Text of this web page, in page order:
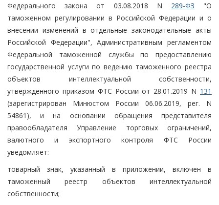
Федерального закона от 03.08.2018 N 289-ФЗ "О
таможенном регулировании в Российской Федерации и о
внесении изменений в отдельные законодательные акты
Российской Федерации", Административным регламентом
Федеральной таможенной службы по предоставлению
государственной услуги по ведению таможенного реестра
объектов интеллектуальной собственности,
утвержденного приказом ФТС России от 28.01.2019 N 131
(зарегистрирован Минюстом России 06.06.2019, рег. N
54861), и на основании обращения представителя
правообладателя Управление торговых ограничений,
валютного и экспортного контроля ФТС России
уведомляет:
товарный знак, указанный в приложении, включен в
таможенный реестр объектов интеллектуальной
собственности;